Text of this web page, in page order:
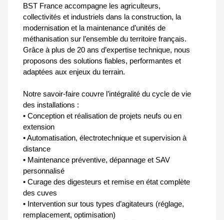
BST France accompagne les agriculteurs,
collectivités et industriels dans la construction, la
modernisation et la maintenance d’unités de
méthanisation sur l’ensemble du territoire français.
Grâce à plus de 20 ans d’expertise technique, nous
proposons des solutions fiables, performantes et
adaptées aux enjeux du terrain.
Notre savoir-faire couvre l’intégralité du cycle de vie
des installations :
• Conception et réalisation de projets neufs ou en
extension
• Automatisation, électrotechnique et supervision à
distance
• Maintenance préventive, dépannage et SAV
personnalisé
• Curage des digesteurs et remise en état complète
des cuves
• Intervention sur tous types d’agitateurs (réglage,
remplacement, optimisation)